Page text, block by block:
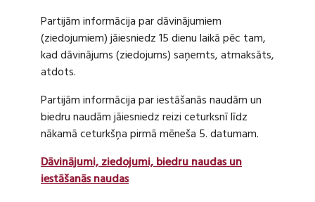
Partijām informācija par dāvinājumiem
(ziedojumiem) jāiesniedz 15 dienu laikā pēc tam,
kad dāvinājums (ziedojums) saņemts, atmaksāts,
atdots.
Partijām informācija par iestāšanās naudām un
biedru naudām jāiesniedz reizi ceturksnī līdz
nākamā ceturkšņa pirmā mēneša 5. datumam.
Dāvinājumi, ziedojumi, biedru naudas un
iestāšanās naudas